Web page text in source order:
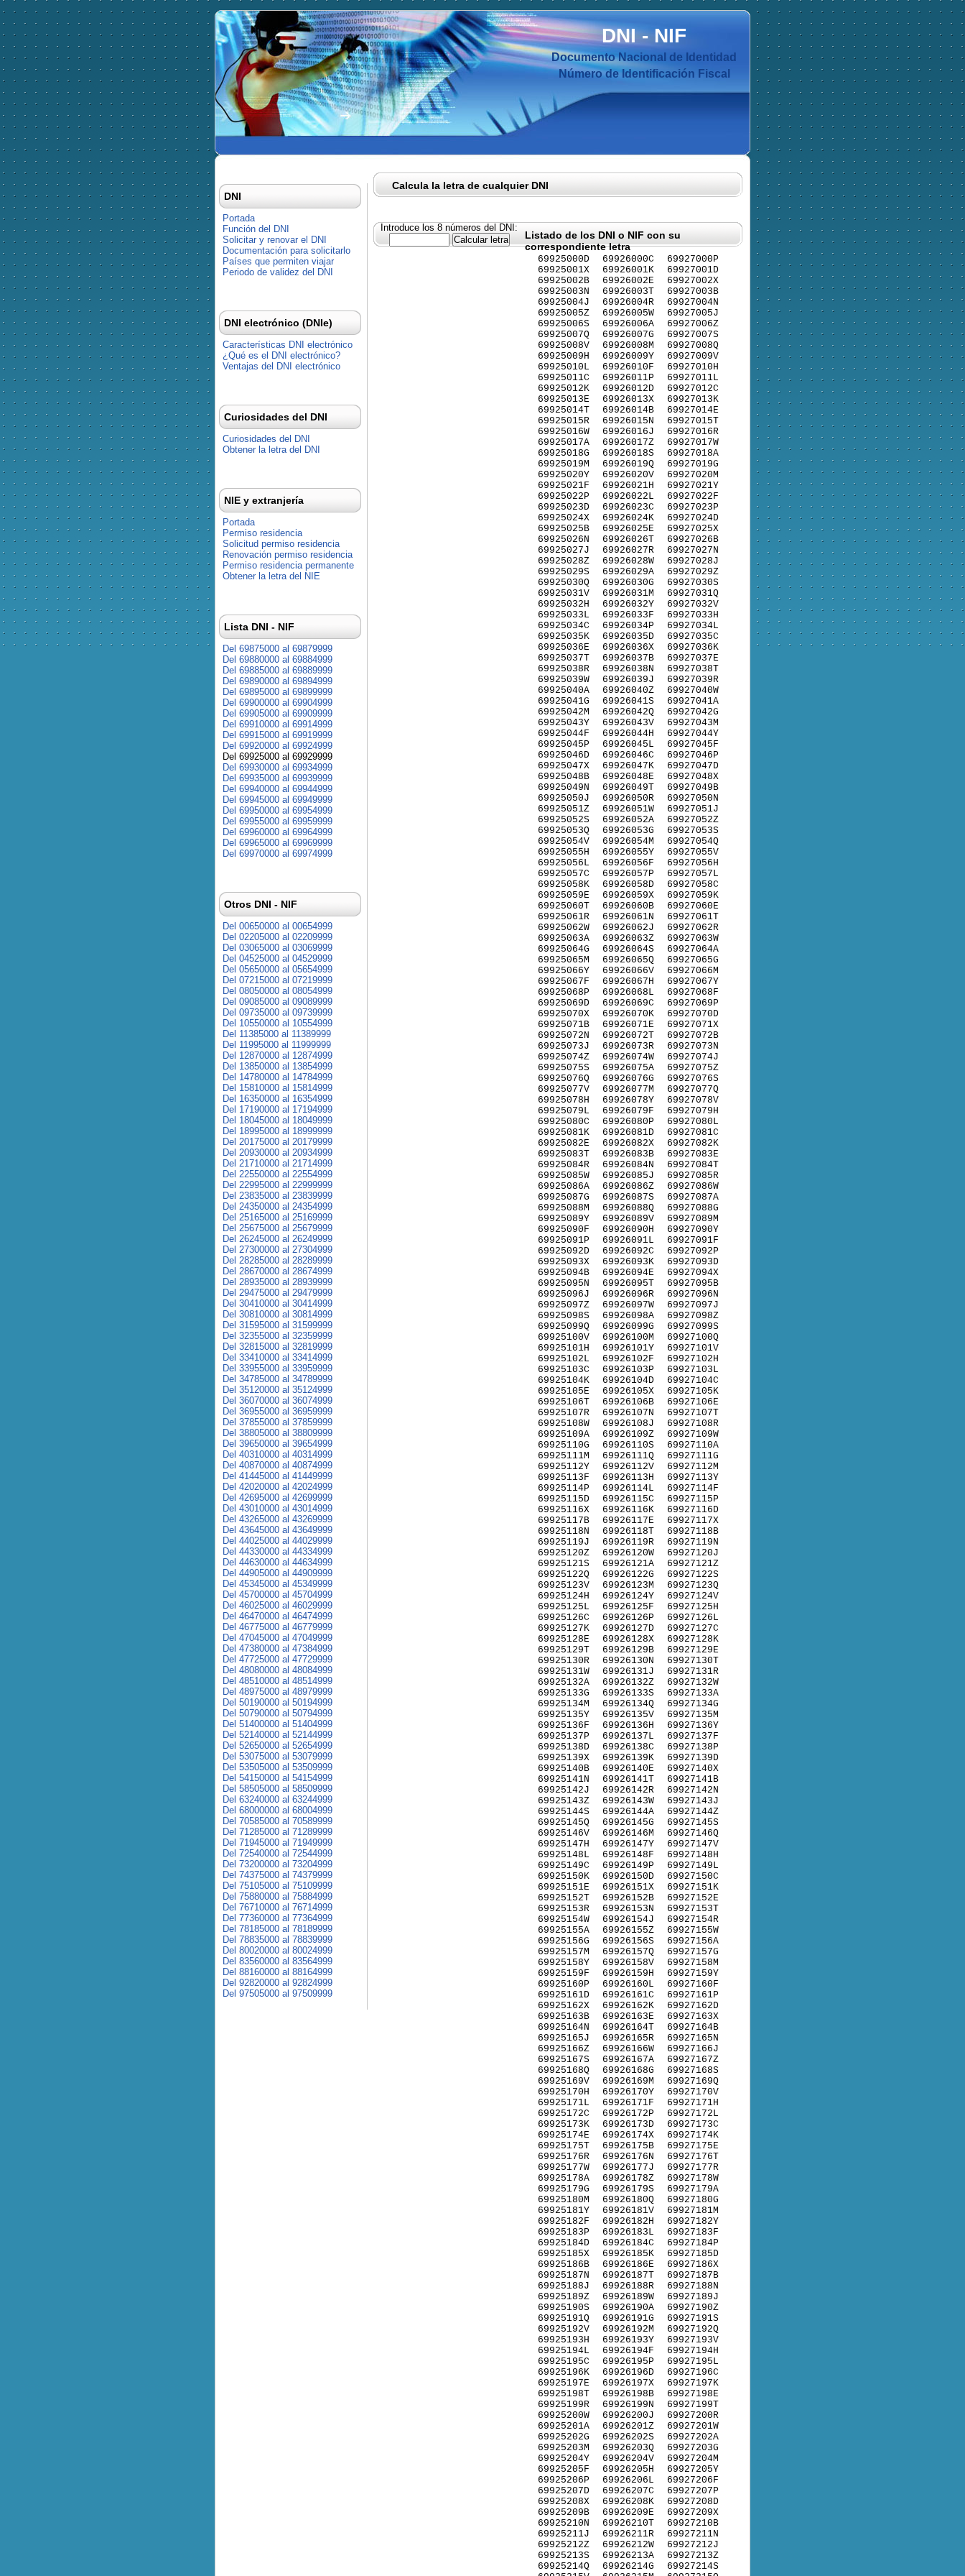
DNI-NIF
Documento Nacional de Identidad
Número de Identificación Fiscal
Calcula la letra de cualquier DNI
Introduce los 8 números del DNI:
Listado de los DNI o NIF con su
correspondiente letra
69925000D
69925001X
69925002B
69925003N
69925004J
69925005Z
69925006S
69925007Q
69925008V
69925009H
69925010L
69925011C
69925012K
69925013E
69925014T
69925015R
69925016W
69925017A
69925018G
69925019M
69925020Y
69925021F
69925022P
69925023D
69925024X
69925025B
69925026N
69925027J
69925028Z
69925029S
69925030Q
69925031V
69925032H
69925033L
69925034C
69925035K
69925036E
69925037T
69925038R
69925039W
69925040A
69925041G
69925042M
69925043Y
69925044F
69925045P
69925046D
69925047X
69925048B
69925049N
69925050J
69925051Z
69925052S
69925053Q
69925054V
69925055H
69925056L
69925057C
69925058K
69925059E
69925060T
69925061R
69925062W
69925063A
69925064G
69925065M
69925066Y
69925067F
69925068P
69925069D
69925070X
69925071B
69925072N
69925073J
69925074Z
69925075S
69925076Q
69925077V
69925078H
69925079L
69925080C
69925081K
69925082E
69925083T
69925084R
69925085W
69925086A
69925087G
69925088M
69925089Y
69925090F
69925091P
69925092D
69925093X
69925094B
69925095N
69925096J
69925097Z
69925098S
69925099Q
69925100V
69925101H
69925102L
69925103C
69925104K
69925105E
69925106T
69925107R
69925108W
69925109A
69925110G
69925111M
69925112Y
69925113F
69925114P
69925115D
69925116X
69925117B
69925118N
69925119J
69925120Z
69925121S
69925122Q
69925123V
69925124H
69925125L
69925126C
69925127K
69925128E
69925129T
69925130R
69925131W
69925132A
69925133G
69925134M
69925135Y
69925136F
69925137P
69925138D
69925139X
69925140B
69925141N
69925142J
69925143Z
69925144S
69925145Q
69925146V
69925147H
69925148L
69925149C
69925150K
69925151E
69925152T
69925153R
69925154W
69925155A
69925156G
69925157M
69925158Y
69925159F
69925160P
69925161D
69925162X
69925163B
69925164N
69925165J
69925166Z
69925167S
69925168Q
69925169V
69925170H
69925171L
69925172C
69925173K
69925174E
69925175T
69925176R
69925177W
69925178A
69925179G
69925180M
69925181Y
69925182F
69925183P
69925184D
69925185X
69925186B
69925187N
69925188J
69925189Z
69925190S
69925191Q
69925192V
69925193H
69925194L
69925195C
69925196K
69925197E
69925198T
69925199R
69925200W
69925201A
69925202G
69925203M
69925204Y
69925205F
69925206P
69925207D
69925208X
69925209B
69925210N
69925211J
69925212Z
69925213S
69925214Q
69926000C
69926001K
69926002E
69926003T
69926004R
69926005W
69926006A
69926007G
69926008M
69926009Y
69926010F
69926011P
69926012D
69926013X
69926014B
69926015N
69926016J
69926017Z
69926018S
69926019Q
69926020V
69926021H
69926022L
69926023C
69926024K
69926025E
69926026T
69926027R
69926028W
69926029A
69926030G
69926031M
69926032Y
69926033F
69926034P
69926035D
69926036X
69926037B
69926038N
69926039J
69926040Z
69926041S
69926042Q
69926043V
69926044H
69926045L
69926046C
69926047K
69926048E
69926049T
69926050R
69926051W
69926052A
69926053G
69926054M
69926055Y
69926056F
69926057P
69926058D
69926059X
69926060B
69926061N
69926062J
69926063Z
69926064S
69926065Q
69926066V
69926067H
69926068L
69926069C
69926070K
69926071E
69926072T
69926073R
69926074W
69926075A
69926076G
69926077M
69926078Y
69926079F
69926080P
69926081D
69926082X
69926083B
69926084N
69926085J
69926086Z
69926087S
69926088Q
69926089V
69926090H
69926091L
69926092C
69926093K
69926094E
69926095T
69926096R
69926097W
69926098A
69926099G
69926100M
69926101Y
69926102F
69926103P
69926104D
69926105X
69926106B
69926107N
69926108J
69926109Z
69926110S
69926111Q
69926112V
69926113H
69926114L
69926115C
69926116K
69926117E
69926118T
69926119R
69926120W
69926121A
69926122G
69926123M
69926124Y
69926125F
69926126P
69926127D
69926128X
69926129B
69926130N
69926131J
69926132Z
69926133S
69926134Q
69926135V
69926136H
69926137L
69926138C
69926139K
69926140E
69926141T
69926142R
69926143W
69926144A
69926145G
69926146M
69926147Y
69926148F
69926149P
69926150D
69926151X
69926152B
69926153N
69926154J
69926155Z
69926156S
69926157Q
69926158V
69926159H
69926160L
69926161C
69926162K
69926163E
69926164T
69926165R
69926166W
69926167A
69926168G
69926169M
69926170Y
69926171F
69926172P
69926173D
69926174X
69926175B
69926176N
69926177J
69926178Z
69926179S
69926180Q
69926181V
69926182H
69926183L
69926184C
69926185K
69926186E
69926187T
69926188R
69926189W
69926190A
69926191G
69926192M
69926193Y
69926194F
69926195P
69926196D
69926197X
69926198B
69926199N
69926200J
69926201Z
69926202S
69926203Q
69926204V
69926205H
69926206L
69926207C
69926208K
69926209E
69926210T
69926211R
69926212W
69926213A
69926214G
69927000P
69927001D
69927002X
69927003B
69927004N
69927005J
69927006Z
69927007S
69927008Q
69927009V
69927010H
69927011L
69927012C
69927013K
69927014E
69927015T
69927016R
69927017W
69927018A
69927019G
69927020M
69927021Y
69927022F
69927023P
69927024D
69927025X
69927026B
69927027N
69927028J
69927029Z
69927030S
69927031Q
69927032V
69927033H
69927034L
69927035C
69927036K
69927037E
69927038T
69927039R
69927040W
69927041A
69927042G
69927043M
69927044Y
69927045F
69927046P
69927047D
69927048X
69927049B
69927050N
69927051J
69927052Z
69927053S
69927054Q
69927055V
69927056H
69927057L
69927058C
69927059K
69927060E
69927061T
69927062R
69927063W
69927064A
69927065G
69927066M
69927067Y
69927068F
69927069P
69927070D
69927071X
69927072B
69927073N
69927074J
69927075Z
69927076S
69927077Q
69927078V
69927079H
69927080L
69927081C
69927082K
69927083E
69927084T
69927085R
69927086W
69927087A
69927088G
69927089M
69927090Y
69927091F
69927092P
69927093D
69927094X
69927095B
69927096N
69927097J
69927098Z
69927099S
69927100Q
69927101V
69927102H
69927103L
69927104C
69927105K
69927106E
69927107T
69927108R
69927109W
69927110A
69927111G
69927112M
69927113Y
69927114F
69927115P
69927116D
69927117X
69927118B
69927119N
69927120J
69927121Z
69927122S
69927123Q
69927124V
69927125H
69927126L
69927127C
69927128K
69927129E
69927130T
69927131R
69927132W
69927133A
69927134G
69927135M
69927136Y
69927137F
69927138P
69927139D
69927140X
69927141B
69927142N
69927143J
69927144Z
69927145S
69927146Q
69927147V
69927148H
69927149L
69927150C
69927151K
69927152E
69927153T
69927154R
69927155W
69927156A
69927157G
69927158M
69927159Y
69927160F
69927161P
69927162D
69927163X
69927164B
69927165N
69927166J
69927167Z
69927168S
69927169Q
69927170V
69927171H
69927172L
69927173C
69927174K
69927175E
69927176T
69927177R
69927178W
69927179A
69927180G
69927181M
69927182Y
69927183F
69927184P
69927185D
69927186X
69927187B
69927188N
69927189J
69927190Z
69927191S
69927192Q
69927193V
69927194H
69927195L
69927196C
69927197K
69927198E
69927199T
69927200R
69927201W
69927202A
69927203G
69927204M
69927205Y
69927206F
69927207P
69927208D
69927209X
69927210B
69927211N
69927212J
69927213Z
69927214S
DNI
Portada
Función del DNI
Solicitar y renovar el DNI
Documentación para solicitarlo
Países que permiten viajar
Periodo de validez del DNI
DNI electrónico (DNIe)
Características DNI electrónico
¿Qué es el DNI electrónico?
Ventajas del DNI electrónico
Curiosidades del DNI
Curiosidades del DNI
Obtener la letra del DNI
NIE y extranjería
Portada
Permiso residencia
Solicitud permiso residencia
Renovación permiso residencia
Permiso residencia permanente
Obtener la letra del NIE
Lista DNI - NIF
Del 69875000 al 69879999
Del 69880000 al 69884999
Del 69885000 al 69889999
Del 69890000 al 69894999
Del 69895000 al 69899999
Del 69900000 al 69904999
Del 69905000 al 69909999
Del 69910000 al 69914999
Del 69915000 al 69919999
Del 69920000 al 69924999
Del 69925000 al 69929999
Del 69930000 al 69934999
Del 69935000 al 69939999
Del 69940000 al 69944999
Del 69945000 al 69949999
Del 69950000 al 69954999
Del 69955000 al 69959999
Del 69960000 al 69964999
Del 69965000 al 69969999
Del 69970000 al 69974999
Otros DNI - NIF
Del 00650000 al 00654999
Del 02205000 al 02209999
Del 03065000 al 03069999
Del 04525000 al 04529999
Del 05650000 al 05654999
Del 07215000 al 07219999
Del 08050000 al 08054999
Del 09085000 al 09089999
Del 09735000 al 09739999
Del 10550000 al 10554999
Del 11385000 al 11389999
Del 11995000 al 11999999
Del 12870000 al 12874999
Del 13850000 al 13854999
Del 14780000 al 14784999
Del 15810000 al 15814999
Del 16350000 al 16354999
Del 17190000 al 17194999
Del 18045000 al 18049999
Del 18995000 al 18999999
Del 20175000 al 20179999
Del 20930000 al 20934999
Del 21710000 al 21714999
Del 22550000 al 22554999
Del 22995000 al 22999999
Del 23835000 al 23839999
Del 24350000 al 24354999
Del 25165000 al 25169999
Del 25675000 al 25679999
Del 26245000 al 26249999
Del 27300000 al 27304999
Del 28285000 al 28289999
Del 28670000 al 28674999
Del 28935000 al 28939999
Del 29475000 al 29479999
Del 30410000 al 30414999
Del 30810000 al 30814999
Del 31595000 al 31599999
Del 32355000 al 32359999
Del 32815000 al 32819999
Del 33410000 al 33414999
Del 33955000 al 33959999
Del 34785000 al 34789999
Del 35120000 al 35124999
Del 36070000 al 36074999
Del 36955000 al 36959999
Del 37855000 al 37859999
Del 38805000 al 38809999
Del 39650000 al 39654999
Del 40310000 al 40314999
Del 40870000 al 40874999
Del 41445000 al 41449999
Del 42020000 al 42024999
Del 42695000 al 42699999
Del 43010000 al 43014999
Del 43265000 al 43269999
Del 43645000 al 43649999
Del 44025000 al 44029999
Del 44330000 al 44334999
Del 44630000 al 44634999
Del 44905000 al 44909999
Del 45345000 al 45349999
Del 45700000 al 45704999
Del 46025000 al 46029999
Del 46470000 al 46474999
Del 46775000 al 46779999
Del 47045000 al 47049999
Del 47380000 al 47384999
Del 47725000 al 47729999
Del 48080000 al 48084999
Del 48510000 al 48514999
Del 48975000 al 48979999
Del 50190000 al 50194999
Del 50790000 al 50794999
Del 51400000 al 51404999
Del 52140000 al 52144999
Del 52650000 al 52654999
Del 53075000 al 53079999
Del 53505000 al 53509999
Del 54150000 al 54154999
Del 58505000 al 58509999
Del 63240000 al 63244999
Del 68000000 al 68004999
Del 70585000 al 70589999
Del 71285000 al 71289999
Del 71945000 al 71949999
Del 72540000 al 72544999
Del 73200000 al 73204999
Del 74375000 al 74379999
Del 75105000 al 75109999
Del 75880000 al 75884999
Del 76710000 al 76714999
Del 77360000 al 77364999
Del 78185000 al 78189999
Del 78835000 al 78839999
Del 80020000 al 80024999
Del 83560000 al 83564999
Del 88160000 al 88164999
Del 92820000 al 92824999
Del 97505000 al 97509999